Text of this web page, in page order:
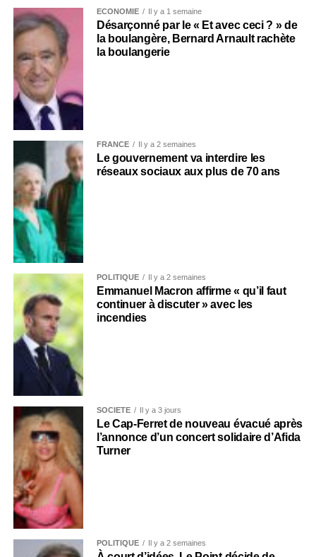
ECONOMIE Il y a 1 semaine
Désarçonné par le « Et avec ceci ? » de
la boulangère, Bernard Arnault rachète
la boulangerie
FRANCE Il y a 2 semaines
Le gouvernement va interdire les
réseaux sociaux aux plus de 70 ans
POLITIQUE Il y a 2 semaines
Emmanuel Macron affirme « qu’il faut
continuer à discuter » avec les
incendies
SOCIÉTÉ Il y a 3 jours
Le Cap-Ferret de nouveau évacué après
l’annonce d’un concert solidaire d’Afida
Turner
POLITIQUE Il y a 2 semaines